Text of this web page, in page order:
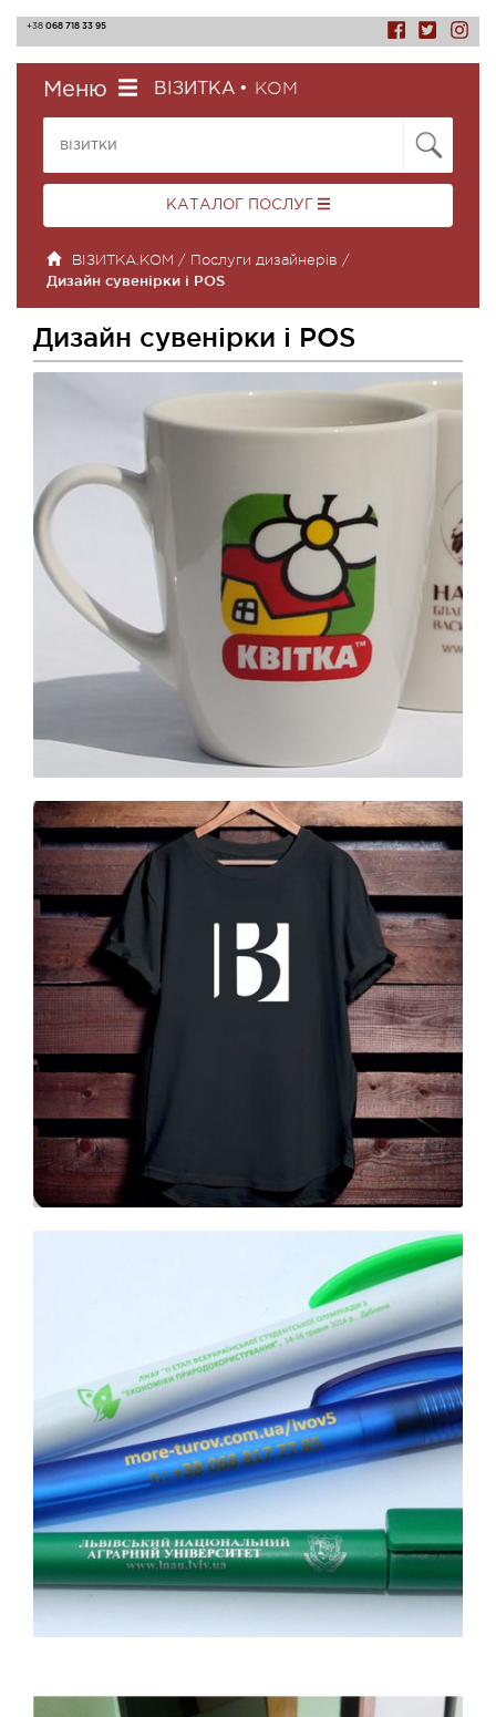
+38 068 718 33 95
Меню ВІЗИТКА • КОМ
КАТАЛОГ ПОСЛУГ
ВІЗИТКА.КОМ / Послуги дизайнерів /
Дизайн сувенірки і POS
Дизайн сувенірки і POS